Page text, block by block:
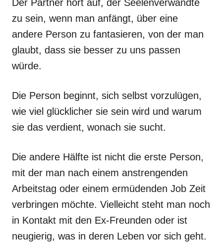
Der Partner hört auf, der Seelenverwandte
zu sein, wenn man anfängt, über eine
andere Person zu fantasieren, von der man
glaubt, dass sie besser zu uns passen
würde.
Die Person beginnt, sich selbst vorzulügen,
wie viel glücklicher sie sein wird und warum
sie das verdient, wonach sie sucht.
Die andere Hälfte ist nicht die erste Person,
mit der man nach einem anstrengenden
Arbeitstag oder einem ermüdenden Job Zeit
verbringen möchte. Vielleicht steht man noch
in Kontakt mit den Ex-Freunden oder ist
neugierig, was in deren Leben vor sich geht.